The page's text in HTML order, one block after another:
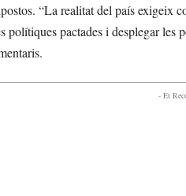
“La realitat del país
polítiques pactades i desplegar les
- Et